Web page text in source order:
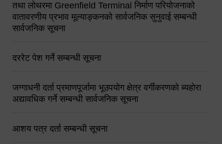
तथा लोथरमा Greenfield Terminal निर्माण परियोजनाको
वातावरणीय प्रभाव मूल्याङ्कनको सार्वजनिक सुनुवाई सम्बन्धी
सार्वजनिक सूचना
दररेट पेश गर्ने सम्बन्धी सूचना
जग्गाधनी दर्ता प्रमाणपूर्जामा भूउपयोग क्षेत्र वर्गीकरणको ब्यहोरा
अद्यावधिक गर्ने सम्बन्धी सार्वजनिक सूचना
आशय पत्र दर्ता सम्बन्धी सूचना